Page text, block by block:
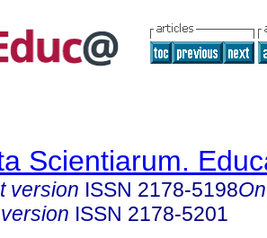
Scientiarum.
version ISSN 2178-5198
ISSN 2178-5201